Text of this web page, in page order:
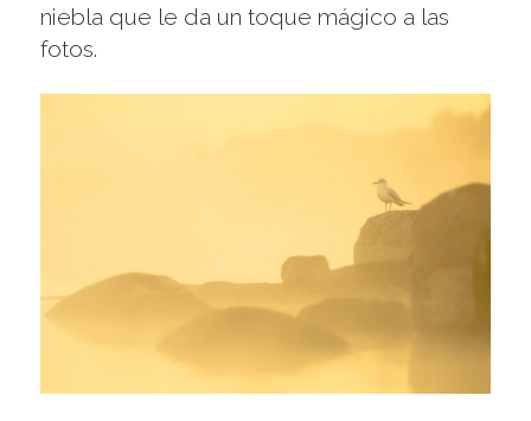
niebla que le da un toque mágico a las
fotos.